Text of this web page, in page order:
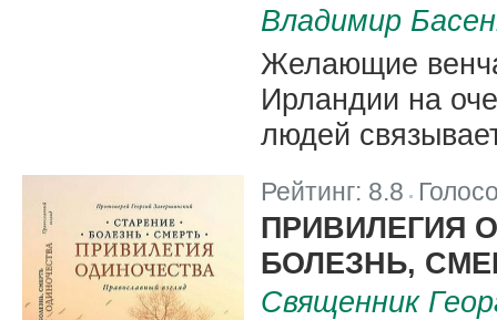
Владимир
Желающие
Ирландии на
людей
Рейтинг: 8.8 |
ПРИВИЛЕГИЯ
БОЛЕЗНЬ,
Священник